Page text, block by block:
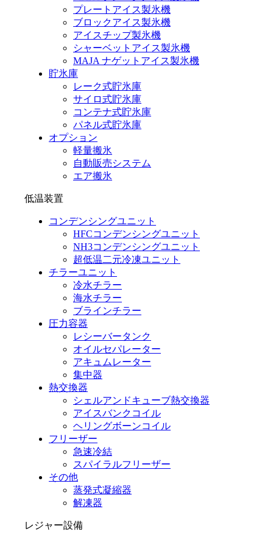
プレートアイス製氷機
ブロックアイス製氷機
アイスチップ製氷機
シャーベットアイス製氷機
MAJA ナゲットアイス製氷機
貯氷庫
レーク式貯氷庫
サイロ式貯氷庫
コンテナ式貯氷庫
パネル式貯氷庫
オプション
軽量搬氷
自動販売システム
エア搬氷
低温装置
コンデンシングユニット
HFCコンデンシングユニット
NH3コンデンシングユニット
超低温二元冷凍ユニット
チラーユニット
冷水チラー
海水チラー
ブラインチラー
圧力容器
レシーバータンク
オイルセパレーター
アキュムレーター
集中器
熱交換器
シェルアンドキューブ熱交換器
アイスバンクコイル
ヘリングボーンコイル
フリーザー
急速冷結
スパイラルフリーザー
その他
蒸発式凝縮器
解凍器
レジャー設備